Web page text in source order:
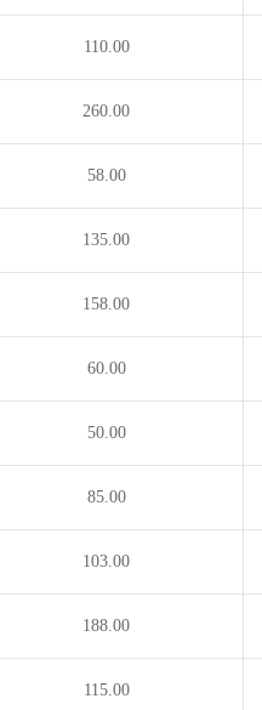
110.00
260.00
58.00
135.00
158.00
60.00
50.00
85.00
103.00
188.00
115.00